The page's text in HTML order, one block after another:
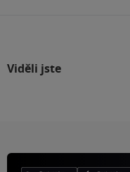
Viděli jste